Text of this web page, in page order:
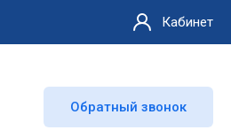
Кабинет
Обратный звонок